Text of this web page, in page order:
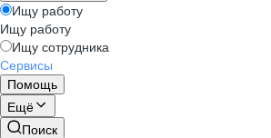
Ищу работу
Ищу работу
Ищу сотрудника
Сервисы
Помощь
Ещё
Поиск